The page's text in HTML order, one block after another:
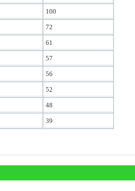
100
72
61
57
56
52
48
39